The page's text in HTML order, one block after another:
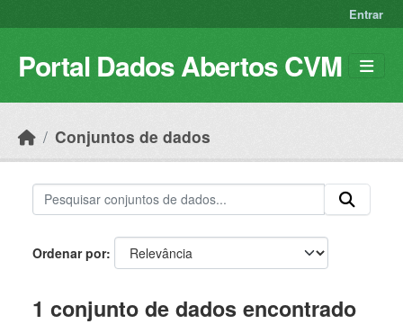
Entrar
Portal Dados Abertos CVM
Conjuntos de dados
Ordenar por
1 conjunto de dados encontrado